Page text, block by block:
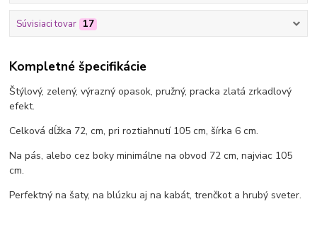
Súvisiaci tovar 17
Kompletné špecifikácie
Štýlový, zelený, výrazný opasok, pružný, pracka zlatá zrkadlový
efekt.
Celková dĺžka 72, cm, pri roztiahnutí 105 cm, šírka 6 cm.
Na pás, alebo cez boky minimálne na obvod 72 cm, najviac 105
cm.
Perfektný na šaty, na blúzku aj na kabát, trenčkot a hrubý sveter.